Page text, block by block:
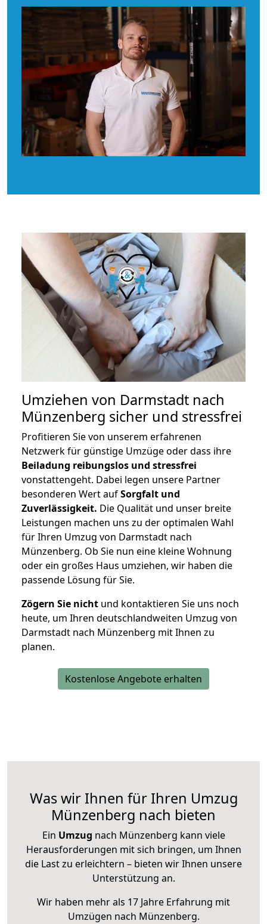
Umziehen von Darmstadt nach
Münzenberg sicher und stressfrei
Profitieren Sie von unserem erfahrenen
Netzwerk für günstige Umzüge oder dass ihre
Beiladung reibungslos und stressfrei
vonstattengeht. Dabei legen unsere Partner
besonderen Wert aufSorgfalt und
Zuverlässigkeit. Die Qualität und unser breite
Leistungen machen uns zu der optimalen Wahl
für Ihren Umzug von Darmstadt nach
Münzenberg. Ob Sie nun eine kleine Wohnung
oder ein großes Haus umziehen, wir haben die
passende Lösung für Sie.
Zögern Sie nicht und kontaktieren Sie uns noch
heute, um Ihren deutschlandweiten Umzug von
Darmstadt nach Münzenberg mit Ihnen zu
planen.
Kostenlose Angebote erhalten
Was wir Ihnen für Ihren Umzug
Münzenberg nach bieten
Ein Umzug nach Münzenberg kann viele
Herausforderungen mit sich bringen, um Ihnen
die Last zu erleichtern – bieten wir Ihnen unsere
Unterstützung an.
Wir haben mehr als 17 Jahre Erfahrung mit
Umzügen nach Münzenberg.